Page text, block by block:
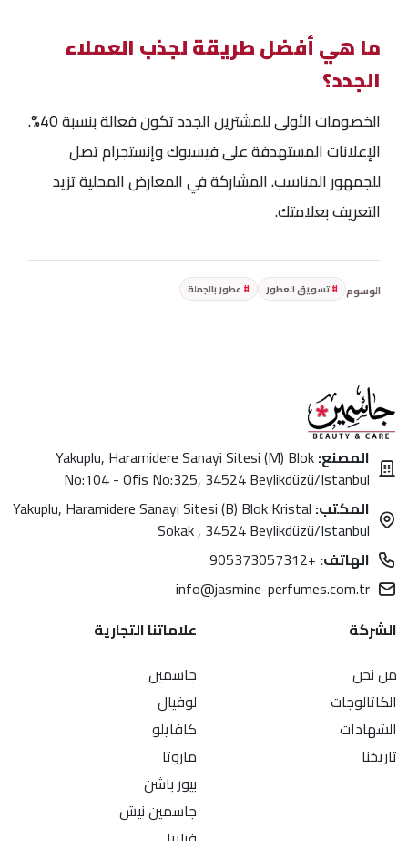
ما هي أفضل طريقة لجذب العملاء
الجدد؟
الخصومات الأولى للمشترين الجدد تكون فعالة بنسبة 40%.
الإعلانات المستهدفة على فيسبوك وإنستجرام تصل
للجمهور المناسب. المشاركة في المعارض المحلية تزيد
التعريف بعلامتك.
الوسوم تسويق العطور عطور بالجملة
المصنع:Yakuplu, Haramidere Sanayi Sitesi (M) Blok
No:104 - Ofis No:325, 34524 Beylikdüzü/Istanbul
المكتب: Yakuplu, Haramidere Sanayi Sitesi (B) Blok Kristal
Sokak , 34524 Beylikdüzü/Istanbul
الهاتف: +905373057312
info@jasmine-perfumes.com.tr
الشركة
من نحن
الكاتالوجات
الشهادات
تاريخنا
علاماتنا التجارية
جاسمين
لوفيال
كافايلو
ماروتا
بيور باشن
جاسمين نيش